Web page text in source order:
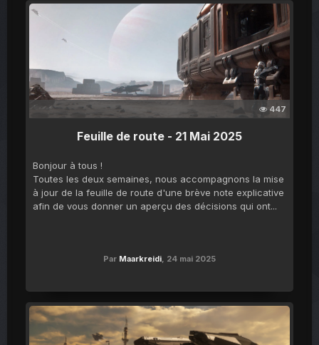
447
Feuille de route - 21 Mai 2025
Bonjour à tous !
Toutes les deux semaines, nous accompagnons la mise
à jour de la feuille de route d'une brève note explicative
afin de vous donner un aperçu des décisions qui ont...
Par Maarkreidi, 24 mai 2025